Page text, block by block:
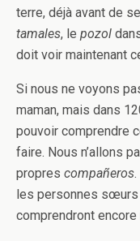
terre, déjà avant de
tamales, le pozol
doit voir maintenant
Si nous ne voyons
maman, mais dans
pouvoir comprendre
faire. Nous n’allons
propres compañeros
les personnes sœurs
comprendront encore